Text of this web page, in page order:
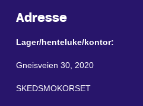
Adresse
Lager/henteluke/kontor:
Gneisveien 30, 2020
SKEDSMOKORSET